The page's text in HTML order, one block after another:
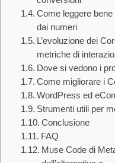
Come leggere
dai numeri
L’evoluzione dei
metriche di
Dove si vedono i
Come migliorare i
WordPress ed
Strumenti utili per
Conclusione
FAQ
Muse Code di